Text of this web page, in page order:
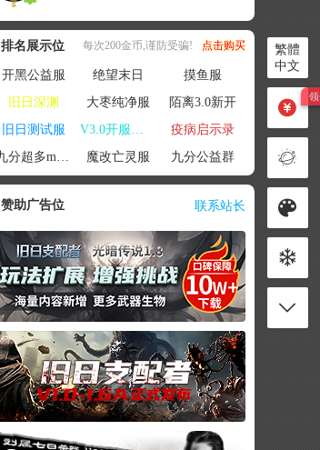
排名展示位 每次200金币,谨防受骗! 点击购买
开黑公益服 绝望末日
摸鱼服
旧日深渊
大枣纯净服
陌离3.0新开
旧日测试服
V3.0开服联机
疫病启示录
九分超多mod群
魔改亡灵服 九分公益群
赞助广告位 联系站长
繁體
中文